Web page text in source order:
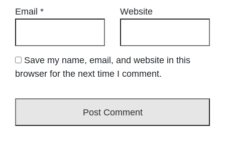
Email * Website
Save my name, email, and website in this
browser for the next time I comment.